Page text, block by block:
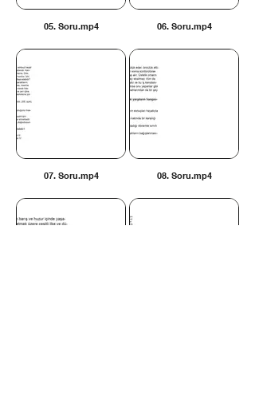
05. Soru.mp4 06. Soru.mp4
07. Soru.mp4 08. Soru.mp4